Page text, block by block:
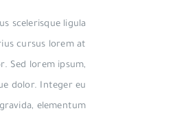
scelerisque ligula
cursus lorem at
Sed lorem ipsum,
dolor. Integer eu
elementum.